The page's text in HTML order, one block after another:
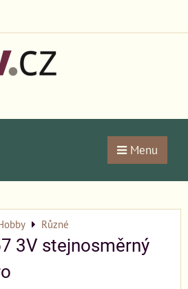
Menu
Různé
3V stejnosměrný